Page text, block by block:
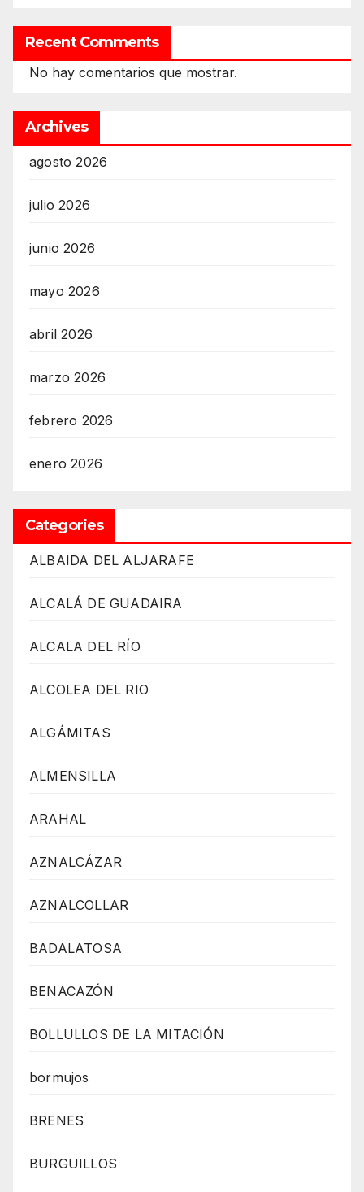
Recent Comments
No hay comentarios que mostrar.
Archives
agosto 2026
julio 2026
junio 2026
mayo 2026
abril 2026
marzo 2026
febrero 2026
enero 2026
Categories
ALBAIDA DEL ALJARAFE
ALCALÁ DE GUADAIRA
ALCALA DEL RÍO
ALCOLEA DEL RIO
ALGÁMITAS
ALMENSILLA
ARAHAL
AZNALCÁZAR
AZNALCOLLAR
BADALATOSA
BENACAZÓN
BOLLULLOS DE LA MITACIÓN
bormujos
BRENES
BURGUILLOS